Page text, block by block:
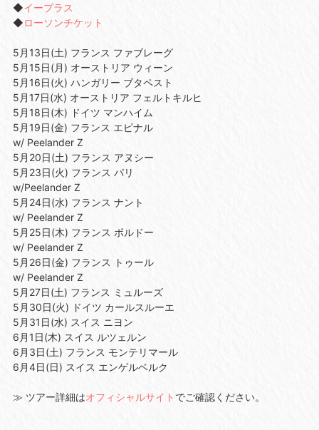
◆イープラス
◆ローソンチケット
5月13日(土) フランス ファブレーグ
5月15日(月) オーストリア ウィーン
5月16日(火) ハンガリー ブタペスト
5月17日(水) オーストリア フェルトキルヒ
5月18日(木) ドイツ マンハイム
5月19日(金) フランス エピナル
w/ Peelander Z
5月20日(土) フランス アヌシー
5月23日(火) フランス パリ
w/Peelander Z
5月24日(水) フランス ナント
w/ Peelander Z
5月25日(木) フランス ボルドー
w/ Peelander Z
5月26日(金) フランス トゥール
w/ Peelander Z
5月27日(土) フランス ミュルーズ
5月30日(火) ドイツ カールスルーエ
5月31日(水) スイス ニヨン
6月1日(木) スイス ルツェルン
6月3日(土) フランス モンテリマール
6月4日(日) スイス エンゲルベルク
≫ ツアー詳細はオフィシャルサイト でご確認ください。